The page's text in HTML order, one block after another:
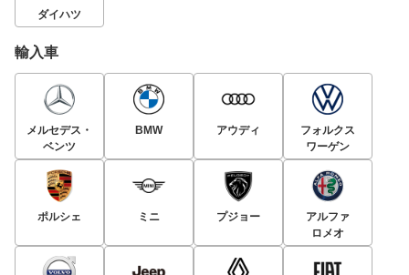
ンサーに加えて単眼カメラを採用し、衝突警報機能（対歩
行者）、車線逸脱警報機能を追加、緊急自動ブレーキの作
動速度領域を50㎞/hに拡大した「スマートアシストⅡ」を
設定。パワースライドドアにワンタッチオープン機能も追
加された。2016年11月には小型ステレオカメラを搭載
し、歩行者にも対応する緊急自動ブレーキを採用した「ス
マートアシストⅢ」を設定。ダイハツ車では初の「オート
ハイビーム」、左右後方の障害物をブザーで知らせる「コ
ーナーセンサー」も“スマアシⅢ”搭載モデルに標準装備さ
れている。
タントの人気モデル・グレード
ダイハツ
輸入車
メルセデス・
ベンツ
BMW アウディ
フォルクス
ワーゲン
ポルシェ ミニ プジョー
アルファ
ロメオ